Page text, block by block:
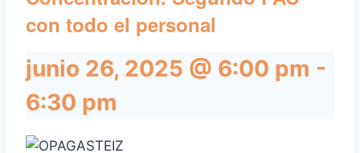
con todo el personal
junio 26, 2025 @ 6:00 pm -
6:30 pm